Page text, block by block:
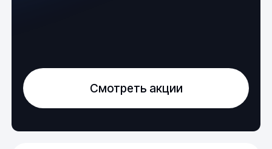
Смотреть акции